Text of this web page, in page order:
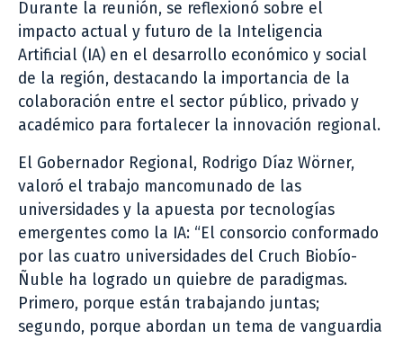
Durante la reunión, se reflexionó sobre el
impacto actual y futuro de la Inteligencia
Artificial (IA) en el desarrollo económico y social
de la región, destacando la importancia de la
colaboración entre el sector público, privado y
académico para fortalecer la innovación regional.
El Gobernador Regional, Rodrigo Díaz Wörner,
valoró el trabajo mancomunado de las
universidades y la apuesta por tecnologías
emergentes como la IA: “El consorcio conformado
por las cuatro universidades del Cruch Biobío-
Ñuble ha logrado un quiebre de paradigmas.
Primero, porque están trabajando juntas;
segundo, porque abordan un tema de vanguardia